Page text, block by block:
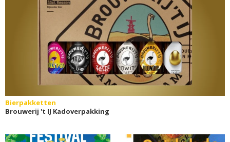
Bierpakketten
Brouwerij 't IJ Kadoverpakking